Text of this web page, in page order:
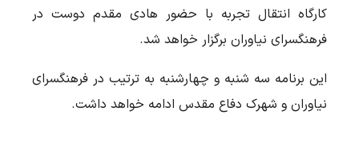
کارگاه انتقال تجربه با حضور هادی مقدم دوست در
فرهنگسرای نیاوران برگزار خواهد شد.
این برنامه سه شنبه و چهارشنبه به ترتیب در فرهنگسرای
نیاوران و شهرک دفاع مقدس ادامه خواهد داشت.